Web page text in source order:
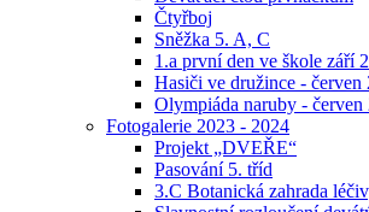
Čtyřboj
Sněžka 5. A, C
1.a první den ve škole září
Hasiči ve družince - červen
Olympiáda naruby - červen
Fotogalerie 2023 - 2024
Projekt „DVEŘE“
Pasování 5. tříd
3.C Botanická zahrada